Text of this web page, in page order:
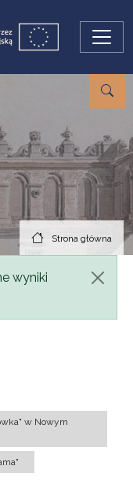
Strona główna
wyniki
w Nowym